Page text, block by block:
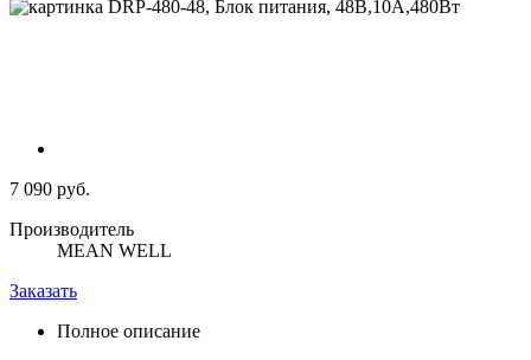
7 090 руб.
Производитель
MEAN WELL
Заказать
Полное описание